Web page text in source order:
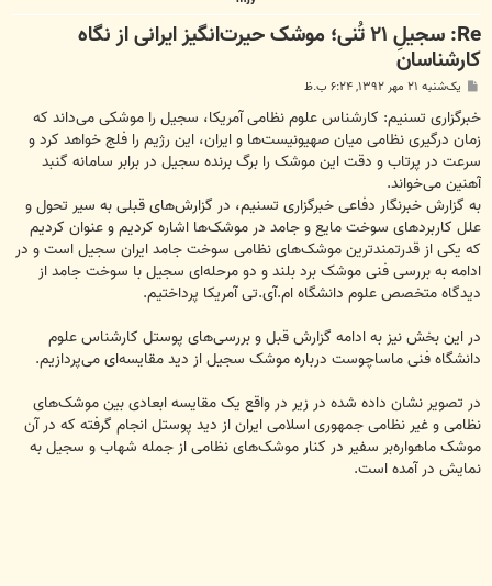
Re: سجیلِ ۲۱ تُنی؛ موشک حیرت‌انگیز‌ ایرانی از نگاه
کارشناسان
ت
یک‌شنبه ۲۱ مهر ۱۳۹۲, ۶:۲۴ ب.ظ
خبرگزاری تسنیم: کارشناس علوم نظامی آمریکا، سجیل را موشکی ‌می‌داند که
زمان درگیری نظامی میان صهیونیست‌ها و ایران، این رژیم‌ را فلج خواهد کرد و
سرعت در پرتاب و دقت این موشک را برگ برنده سجیل در برابر سامانه گنبد
آهنین می‌خواند.
به گزارش خبرنگار دفاعی خبرگزاری تسنیم، در گزارش‌های قبلی به سیر تحول و
علل کاربردهای سوخت مایع و جامد در موشک‌ها اشاره کردیم و عنوان کردیم
که یکی از قدرتمندترین موشک‌های نظامی سوخت جامد ایران سجیل است و در
ادامه به بررسی فنی موشک برد بلند و دو مرحله‌ای سجیل با سوخت جامد از
دیدگاه متخصص علوم دانشگاه ام.آی.تی آمریکا پرداختیم.
در این بخش نیز به ادامه گزارش قبل و بررسی‌های پوستل کارشناس علوم
دانشگاه فنی ماساچوست درباره موشک سجیل از دید مقایسه‌ای می‌پردازیم.
در تصویر نشان داده شده در زیر در واقع یک مقایسه ابعادی بین موشک‌های
نظامی و غیر نظامی جمهوری اسلامی ایران از دید پوستل انجام گرفته که در آن
موشک ماهواره‌بر سفیر در کنار موشک‌های نظامی از جمله شهاب و سجیل به
نمایش در آمده است.